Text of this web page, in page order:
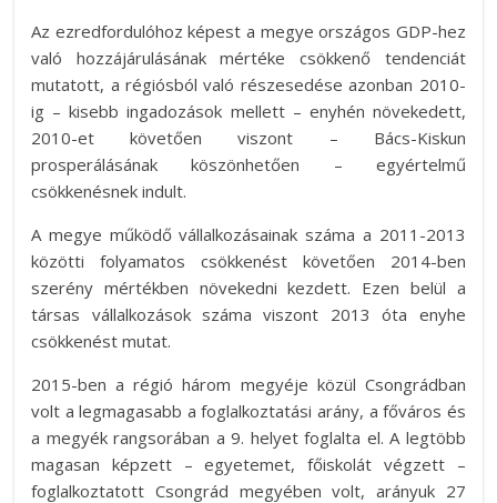
Az ezredfordulóhoz képest a megye országos GDP-hez
való hozzájárulásának mértéke csökkenő tendenciát
mutatott, a régiósból való részesedése azonban 2010-
ig – kisebb ingadozások mellett – enyhén növekedett,
2010-et követően viszont – Bács-Kiskun
prosperálásának köszönhetően – egyértelmű
csökkenésnek indult.
A megye működő vállalkozásainak száma a 2011-2013
közötti folyamatos csökkenést követően 2014-ben
szerény mértékben növekedni kezdett. Ezen belül a
társas vállalkozások száma viszont 2013 óta enyhe
csökkenést mutat.
2015-ben a régió három megyéje közül Csongrádban
volt a legmagasabb a foglalkoztatási arány, a főváros és
a megyék rangsorában a 9. helyet foglalta el. A legtöbb
magasan képzett – egyetemet, főiskolát végzett –
foglalkoztatott Csongrád megyében volt, arányuk 27